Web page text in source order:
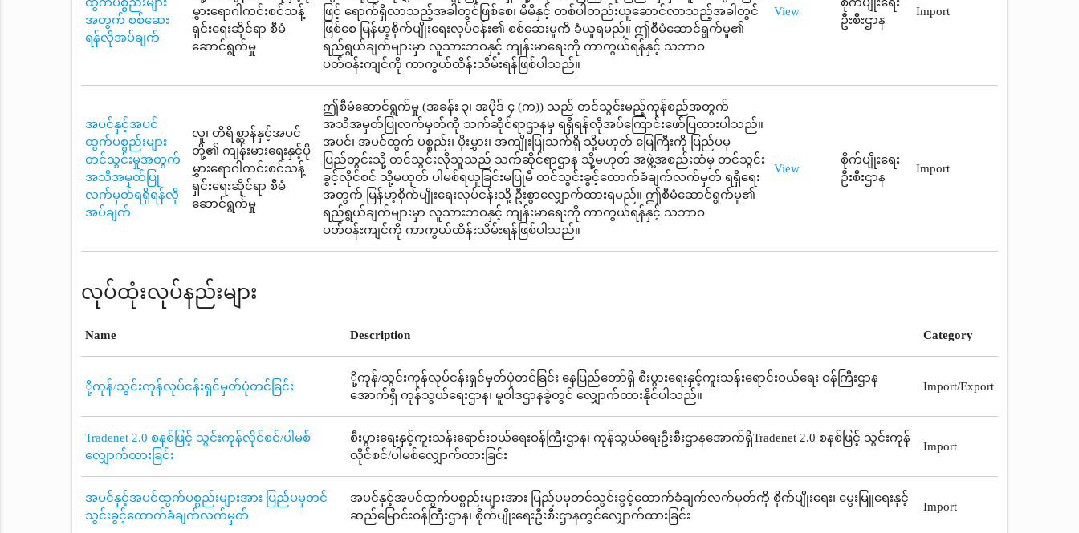
အတွက် စစ်ဆေး
ရန်လိုအပ်ချက်
မွှားရောဂါကင်းစင်သန့်
ရှင်းရေးဆိုင်ရာ စီမံ
ဆောင်ရွက်မှု
ဖြင့် ရောက်ရှိလာသည့်အခါတွင်ဖြစ်စေ၊ မိမိနှင့် တစ်ပါတည်းယူဆောင်လာသည့်အခါတွင်
ဖြစ်စေ မြန်မာ့စိုက်ပျိုးရေးလုပ်ငန်း၏ စစ်ဆေးမှုကိ ခံယူရမည်။ ဤစီမံဆောင်ရွက်မှု၏
ရည်ရွယ်ချက်များမှာ လူသားဘဝနှင့် ကျန်းမာရေးကို ကာကွယ်ရန်နှင့် သဘာဝ
ပတ်ဝန်းကျင်ကို ကာကွယ်ထိန်းသိမ်းရန်ဖြစ်ပါသည်။
View
ဦးစီးဌာန
Import
အပင်နှင့်အပင်
ထွက်ပစ္စည်းများ
တင်သွင်းမှုအတွက်
အသိအမှတ်ပြု
လက်မှတ်ရရှိရန်လို
အပ်ချက်
လူ၊ တိရိစ္ဆာန်နှင့်အပင်
တို့၏ ကျန်းမားရေးနှင့်ပို
မွှားရောဂါကင်းစင်သန့်
ရှင်းရေးဆိုင်ရာ စီမံ
ဆောင်ရွက်မှု
ဤစီမံဆောင်ရွက်မှု (အခန်း ၃၊ အပိုဒ် ၄ (က)) သည် တင်သွင်းမည့်ကုန်စည်အတွက်
အသိအမှတ်ပြုလက်မှတ်ကို သက်ဆိုင်ရာဌာနမှ ရရှိရန်လိုအပ်ကြောင်းဖော်ပြထားပါသည်။
အပင်၊ အပင်ထွက် ပစ္စည်း၊ ပိုးမွှား၊ အကျိုးပြုသက်ရှိ သို့မဟုတ် မြေကြီးကို ပြည်ပမှ
ပြည်တွင်းသို့ တင်သွင်းလိုသူသည် သက်ဆိုင်ရာဌာန သို့မဟုတ် အဖွဲ့အစည်းထံမှ တင်သွင်း
ခွင့်လိုင်စင် သို့မဟုတ် ပါမစ်ရယူခြင်းမပြုမီ တင်သွင်းခွင့်ထောက်ခံချက်လက်မှတ် ရရှိရေး
အတွက် မြန်မာ့စိုက်ပျိုးရေးလုပ်ငန်းသို့ ဦးစွာလျှောက်ထားရမည်။ ဤစီမံဆောင်ရွက်မှု၏
ရည်ရွယ်ချက်များမှာ လူသားဘဝနှင့် ကျန်းမာရေးကို ကာကွယ်ရန်နှင့် သဘာဝ
ပတ်ဝန်းကျင်ကို ကာကွယ်ထိန်းသိမ်းရန်ဖြစ်ပါသည်။
View
စိုက်ပျိုးရေး
ဦးစီးဌာန
Import
လုပ်ထုံးလုပ်နည်းများ
Name Description Category
ို့ကုန်/သွင်းကုန်လုပ်ငန်းရှင်မှတ်ပုံတင်ခြင်း
ို့ကုန်/သွင်းကုန်လုပ်ငန်းရှင်မှတ်ပုံတင်ခြင်း နေပြည်တော်ရှိ စီးပွားရေးနှင့်ကူးသန်းရောင်းဝယ်ရေး ဝန်ကြီးဌာန
အောက်ရှိ ကုန်သွယ်ရေးဌာန၊ မူဝါဒဌာနခွဲတွင် လျှောက်ထားနိုင်ပါသည်။
Import/Export
Tradenet 2.0 စနစ်ဖြင့် သွင်းကုန်လိုင်စင်/ပါမစ်
လျှောက်ထားခြင်း
စီးပွားရေးနှင့်ကူးသန်းရောင်းဝယ်ရေးဝန်ကြီးဌာန၊ ကုန်သွယ်ရေးဦးစီးဌာနအောက်ရှိTradenet 2.0 စနစ်ဖြင့် သွင်းကုန်
လိုင်စင်/ပါမစ်လျှောက်ထားခြင်း
Import
အပင်နှင့်အပင်ထွက်ပစ္စည်းများအား ပြည်ပမှတင်
သွင်းခွင့်ထောက်ခံချက်လက်မှတ်
အပင်နှင့်အပင်ထွက်ပစ္စည်းများအား ပြည်ပမှတင်သွင်းခွင့်ထောက်ခံချက်လက်မှတ်ကို စိုက်ပျိုးရေး၊ မွေးမြူရေးနှင့်
ဆည်မြောင်းဝန်ကြီးဌာန၊ စိုက်ပျိုးရေးဦးစီးဌာနတွင်လျှောက်ထားခြင်း
Import